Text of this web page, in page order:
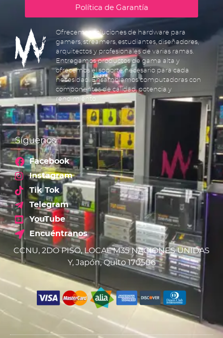
Política de Garantía
Ofrecemos soluciones de hardware para
gamers, streamers, estudiantes, diseñadores,
arquitectos y profesionales de varias ramas.
Entregamos productos de gama alta y
ofrecemos el soporte necesario para cada
necesidad. Ensamblamos computadoras con
componentes de calidad, potencia y
rendimiento.
Síguenos
Facebook
Instagram
Tik Tok
Telegram
YouTube
Encuéntranos
CCNU, 2DO PISO, LOCAL M35 NACIONES UNIDAS
Y, Japón, Quito 170506